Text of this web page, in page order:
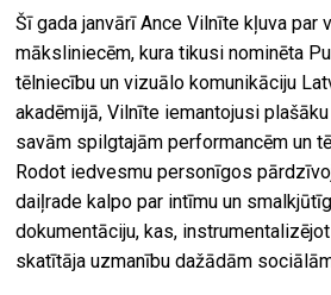
Šī gada janvārī Ance Vilnīte kļuva par
māksliniecēm, kura tikusi nominēta
tēlniecību un vizuālo komunikāciju
akadēmijā, Vilnīte iemantojusi
savām spilgtajām performancēm un
Rodot iedvesmu personīgos
daiļrade kalpo par intīmu un
dokumentāciju, kas,
skatītāja uzmanību dažādām